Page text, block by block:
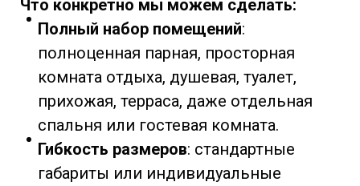
Что конкретно мы можем сделать:
Полный набор помещений:
полноценная парная, просторная
комната отдыха, душевая, туалет,
прихожая, терраса, даже отдельная
спальня или гостевая комната.
Гибкость размеров: стандартные
габариты или индивидуальные